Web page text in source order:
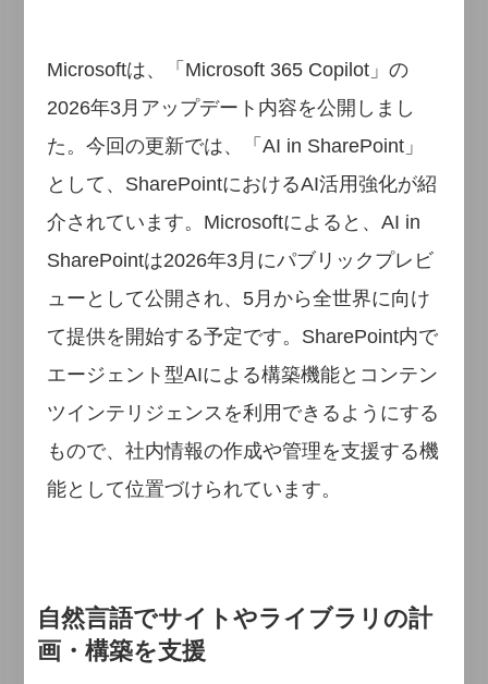
Microsoftは、「Microsoft 365 Copilot」の
2026年3月アップデート内容を公開しまし
た。今回の更新では、「AI in SharePoint」
として、SharePointにおけるAI活用強化が紹
介されています。Microsoftによると、AI in
SharePointは2026年3月にパブリックプレビ
ューとして公開され、5月から全世界に向け
て提供を開始する予定です。SharePoint内で
エージェント型AIによる構築機能とコンテン
ツインテリジェンスを利用できるようにする
もので、社内情報の作成や管理を支援する機
能として位置づけられています。
自然言語でサイトやライブラリの計
画・構築を支援